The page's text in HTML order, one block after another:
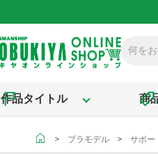
作品タイトル 商
＞ プラモデル ＞ サポー